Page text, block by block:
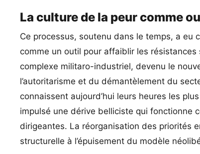
La culture de la peur comme
Ce processus, soutenu dans le temps, a eu
comme un outil pour affaiblir les
complexe militaro-industriel, devenu le
l’autoritarisme et du démantèlement du
connaissent aujourd’hui leurs heures les
impulsé une dérive belliciste qui fonctionne
dirigeantes. La réorganisation des priorités
structurelle à l’épuisement du modèle